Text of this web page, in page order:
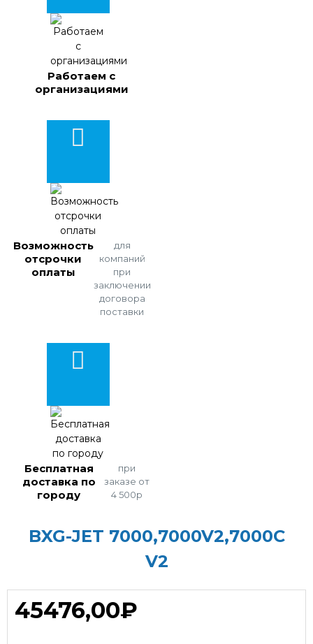
Работаем с
организациями
Возможность
отсрочки
оплаты
для
компаний
при
заключении
договора
поставки
Бесплатная
доставка по
городу
при
заказе от
4 500р
BXG-JET 7000,7000V2,7000C
V2
45476,00₽